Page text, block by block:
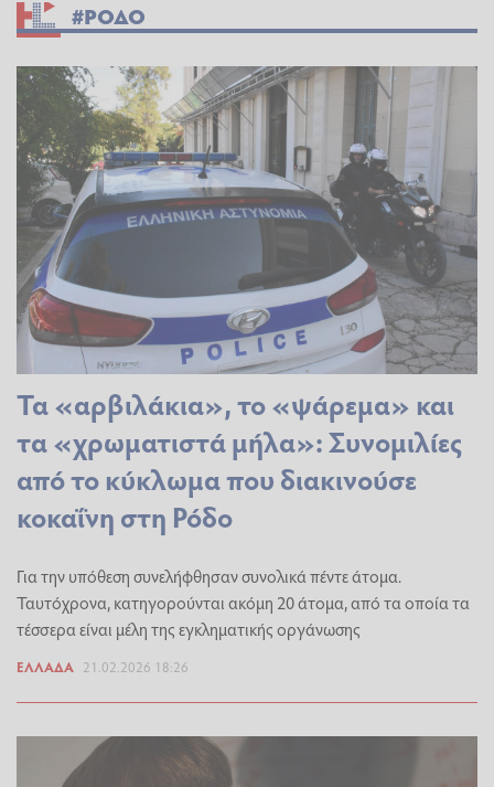
#ΡΟΔΟ
Τα «αρβιλάκια», το «ψάρεμα» και
τα «χρωματιστά μήλα»: Συνομιλίες
από το κύκλωμα που διακινούσε
κοκαΐνη στη Ρόδο
Για την υπόθεση συνελήφθησαν συνολικά πέντε άτομα.
Ταυτόχρονα, κατηγορούνται ακόμη 20 άτομα, από τα οποία τα
τέσσερα είναι μέλη της εγκληματικής οργάνωσης
ΕΛΛΆΔΑ 21.02.2026 18:26